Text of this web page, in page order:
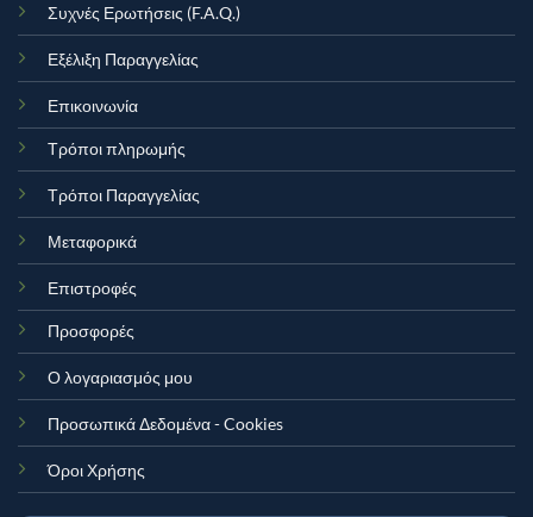
Συχνές Ερωτήσεις (F.A.Q.)
Εξέλιξη Παραγγελίας
Επικοινωνία
Τρόποι πληρωμής
Τρόποι Παραγγελίας
Μεταφορικά
Επιστροφές
Προσφορές
Ο λογαριασμός μου
Προσωπικά Δεδομένα - Cookies
Όροι Χρήσης